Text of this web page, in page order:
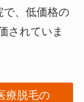
で、低価格の
されていま
療脱毛の